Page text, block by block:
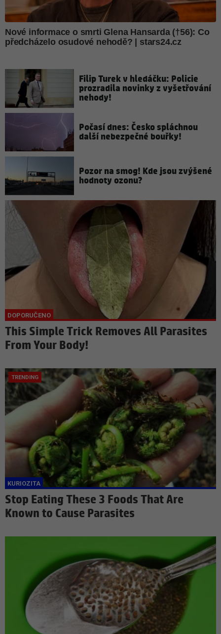
Filip Turek v hledáčku: Policie
prozradila novinky z vyšetřování
nehody!
Počasí dnes: Česko spláchnou
další nebezpečné bouřky!
Pozor na smog! Kde jsou zvýšené
hodnoty ozonu?
This Simple Trick Removes All Parasites
From Your Body!
Stop Eating These 3 Foods That Are
Known to Cause Parasites